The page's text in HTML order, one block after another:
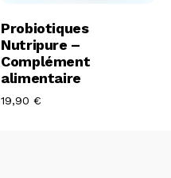
Probiotiques
Nutripure –
Complément
alimentaire
19,90 €